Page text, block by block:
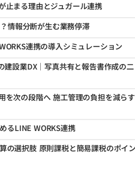
止まる理由とジュガール連携
情報分断が生む業務停滞
連携の導入シミュレーション
建設業DX｜写真共有と報告書作成の二
を次の段階へ 施工管理の負担を減らす
るLINE WORKS連携
の選択肢 原則課税と簡易課税のポイ